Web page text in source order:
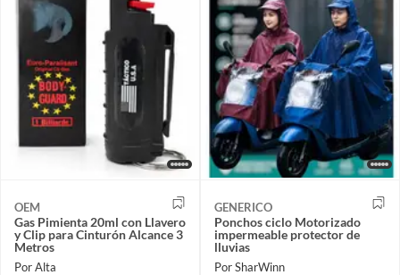
OEM
Gas Pimienta 20ml con Llavero
y Clip para Cinturón Alcance 3
Metros
Por Alta
GENERICO
Ponchos ciclo Motorizado
impermeable protector de
lluvias
Por SharWinn